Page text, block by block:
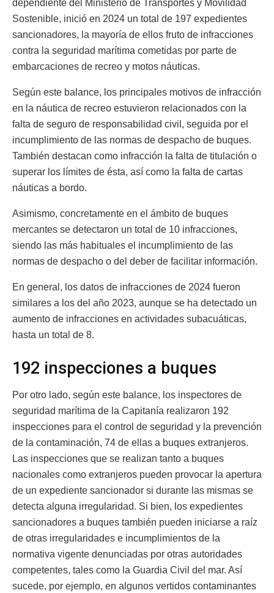
dependiente del Ministerio de Transportes y Movilidad
Sostenible, inició en 2024 un total de 197 expedientes
sancionadores, la mayoría de ellos fruto de infracciones
contra la seguridad marítima cometidas por parte de
embarcaciones de recreo y motos náuticas.
Según este balance, los principales motivos de infracción
en la náutica de recreo estuvieron relacionados con la
falta de seguro de responsabilidad civil, seguida por el
incumplimiento de las normas de despacho de buques.
También destacan como infracción la falta de titulación o
superar los límites de ésta, así como la falta de cartas
náuticas a bordo.
Asimismo, concretamente en el ámbito de buques
mercantes se detectaron un total de 10 infracciones,
siendo las más habituales el incumplimiento de las
normas de despacho o del deber de facilitar información.
En general, los datos de infracciones de 2024 fueron
similares a los del año 2023, aunque se ha detectado un
aumento de infracciones en actividades subacuáticas,
hasta un total de 8.
192 inspecciones a buques
Por otro lado, según este balance, los inspectores de
seguridad marítima de la Capitanía realizaron 192
inspecciones para el control de seguridad y la prevención
de la contaminación, 74 de ellas a buques extranjeros.
Las inspecciones que se realizan tanto a buques
nacionales como extranjeros pueden provocar la apertura
de un expediente sancionador si durante las mismas se
detecta alguna irregularidad. Si bien, los expedientes
sancionadores a buques también pueden iniciarse a raíz
de otras irregularidades e incumplimientos de la
normativa vigente denunciadas por otras autoridades
competentes, tales como la Guardia Civil del mar. Así
sucede, por ejemplo, en algunos vertidos contaminantes